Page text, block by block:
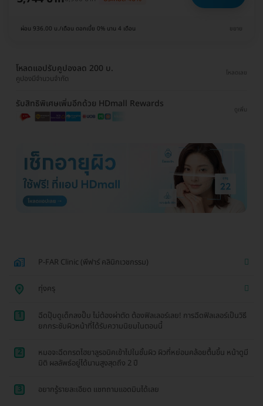
ผ่อน 936.00 บ./เดือน ดอกเบี้ย 0% นาน 4 เดือน ขยาย
โหลดแอปรับคูปองลด 200 บ.
คูปองมีจำนวนจำกัด
โหลดเลย
รับสิทธิพิเศษเพิ่มอีกด้วย HDmall Rewards
ดูเพิ่ม
P-FAR Clinic (พีฟาร์ คลินิกเวชกรรม)
ทุ่งครุ
1
ฉีดปุ๊บดูเด็กลงปั๊บ ไม่ต้องผ่าตัด ต้องฟิลเลอร์เลย! การฉีดฟิลเลอร์เป็นวิธี
ยกกระชับผิวหน้าที่ได้รับความนิยมในตอนนี้
2
หมอจะฉีดกรดไฮยาลูรอนิคเข้าไปในชั้นผิว ผิวที่หย่อนคล้อยตื้นขึ้น หน้าดูมี
มิติ ผลลัพธ์อยู่ได้นานสูงสุดถึง 2 ปี
3 อยากรู้รายละเอียด แชทถามแอดมินได้เลย